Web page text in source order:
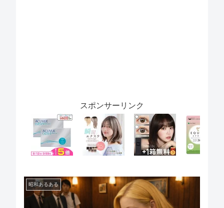
スポンサーリンク
昭和あるある